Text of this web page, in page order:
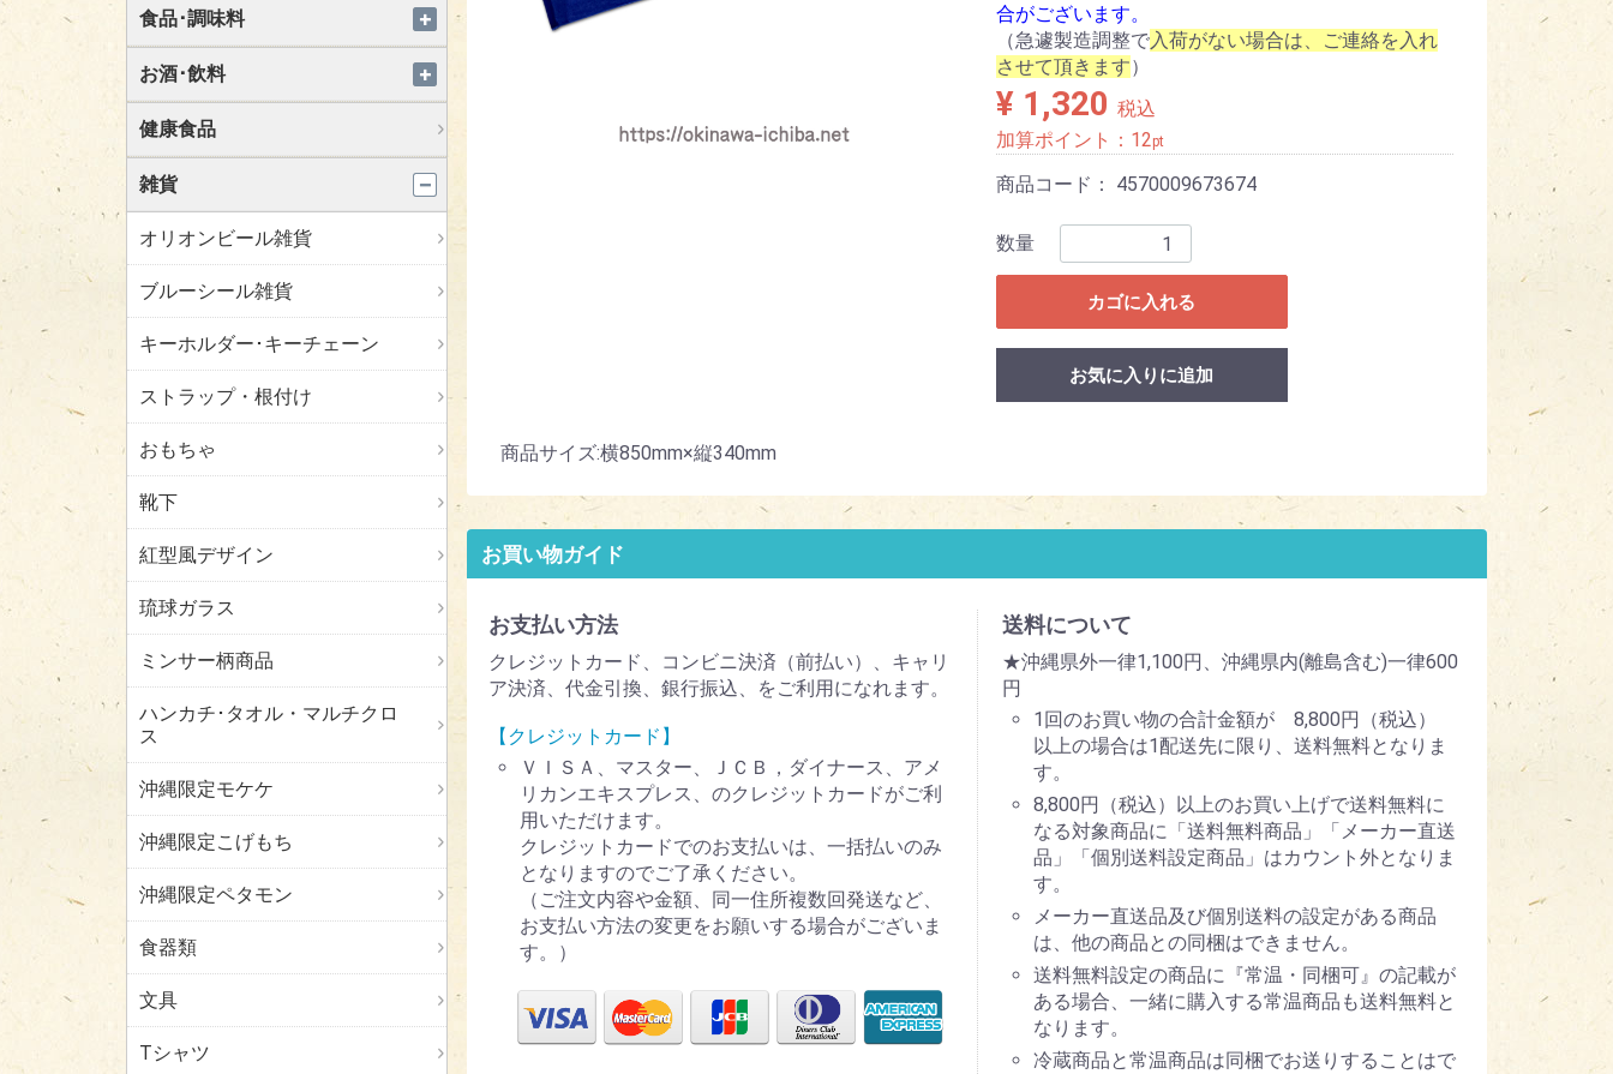
食品･調味料
お酒･飲料
健康食品
雑貨
オリオンビール雑貨
ブルーシール雑貨
キーホルダー･キーチェーン
ストラップ・根付け
おもちゃ
靴下
紅型風デザイン
琉球ガラス
ミンサー柄商品
ハンカチ･タオル・マルチクロ
ス
沖縄限定モケケ
沖縄限定こげもち
沖縄限定ペタモン
食器類
文具
Tシャツ
合がございます。
（急遽製造調整で入荷がない場合は、ご連絡を入れ
させて頂きます）
¥ 1,320 税込
加算ポイント： 12pt
商品コード： 4570009673674
数量
カゴに入れる
お気に入りに追加
商品サイズ:横850mm×縦340mm
お買い物ガイド
お支払い方法
クレジットカード、コンビニ決済（前払い）、キャリ
ア決済、代金引換、銀行振込、をご利用になれます。
【クレジットカード】
ＶＩＳＡ、マスター、ＪＣＢ，ダイナース、アメ
リカンエキスプレス、のクレジットカードがご利
用いただけます。
クレジットカードでのお支払いは、一括払いのみ
となりますのでご了承ください。
（ご注文内容や金額、同一住所複数回発送など、
お支払い方法の変更をお願いする場合がございま
す。）
送料について
★沖縄県外一律1,100円、沖縄県内(離島含む)一律600
円
1回のお買い物の合計金額が 8,800円（税込）
以上の場合は1配送先に限り、送料無料となりま
す。
8,800円（税込）以上のお買い上げで送料無料に
なる対象商品に「送料無料商品」「メーカー直送
品」「個別送料設定商品」はカウント外となりま
す。
メーカー直送品及び個別送料の設定がある商品
は、他の商品との同梱はできません。
送料無料設定の商品に『常温・同梱可』の記載が
ある場合、一緒に購入する常温商品も送料無料と
なります。
冷蔵商品と常温商品は同梱でお送りすることはで